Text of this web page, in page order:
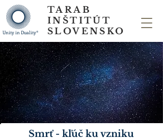
TARAB
INŠTITÚT
SLOVENSKO
Unity in Duality®
Smrť - kľúč ku vzniku